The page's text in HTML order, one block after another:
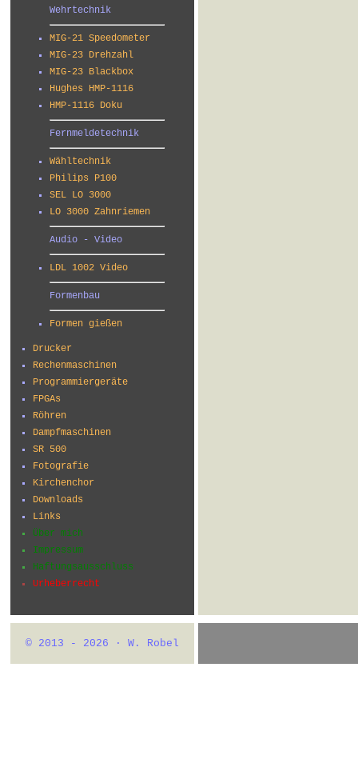
Wehrtechnik
MIG-21 Speedometer
MIG-23 Drehzahl
MIG-23 Blackbox
Hughes HMP-1116
HMP-1116 Doku
Fernmeldetechnik
Wähltechnik
Philips P100
SEL LO 3000
LO 3000 Zahnriemen
Audio - Video
LDL 1002 Video
Formenbau
Formen gießen
Drucker
Rechenmaschinen
Programmiergeräte
FPGAs
Röhren
Dampfmaschinen
SR 500
Fotografie
Kirchenchor
Downloads
Links
Über mich
Impressum
Haftungsausschluss
Urheberrecht
© 2013 - 2026 · W. Robel